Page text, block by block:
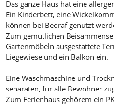
Das ganze Haus hat eine
Ein Kinderbett, eine
können bei Bedraf genutzt
Zum gemütlichen
Gartenmöbeln ausgestattete
Liegewiese und ein Balkon ein.
Eine Waschmaschine und
separaten, für alle Bewohner
Zum Ferienhaus gehörem ein